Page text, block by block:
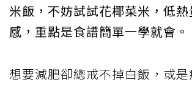
米飯，不妨試試花椰菜米，低
感，重點是食譜簡單一學就會。
想要減肥卻總戒不掉白飯，或